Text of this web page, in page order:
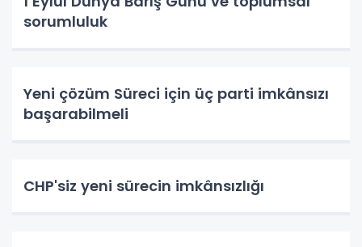
sorumluluk
Yeni çözüm Süreci için üç parti imkânsızı
başarabilmeli
CHP'siz yeni sürecin imkânsızlığı